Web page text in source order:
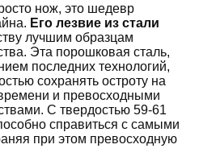
нож, это шедевр
Его лезвие из стали
лучшим образцам
Эта порошковая сталь,
последних технологий,
сохранять остроту на
и превосходными
С твердостью 59-61
справиться с самыми
при этом превосходную